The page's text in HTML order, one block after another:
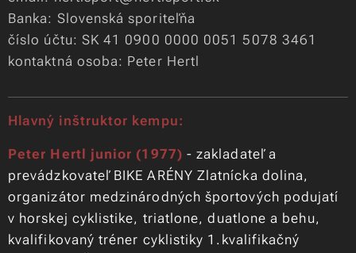
Banka: Slovenská sporiteľňa
číslo účtu: SK 41 0900 0000 0051 5078 3461
kontaktná osoba: Peter Hertl
Hlavný inštruktor kempu:
Peter Hertl junior (1977) - zakladateľ a
prevádzkovateľ BIKE ARÉNY Zlatnícka dolina,
organizátor medzinárodných športových podujatí
v horskej cyklistike, triatlone, duatlone a behu,
kvalifikovaný tréner cyklistiky 1.kvalifikačný